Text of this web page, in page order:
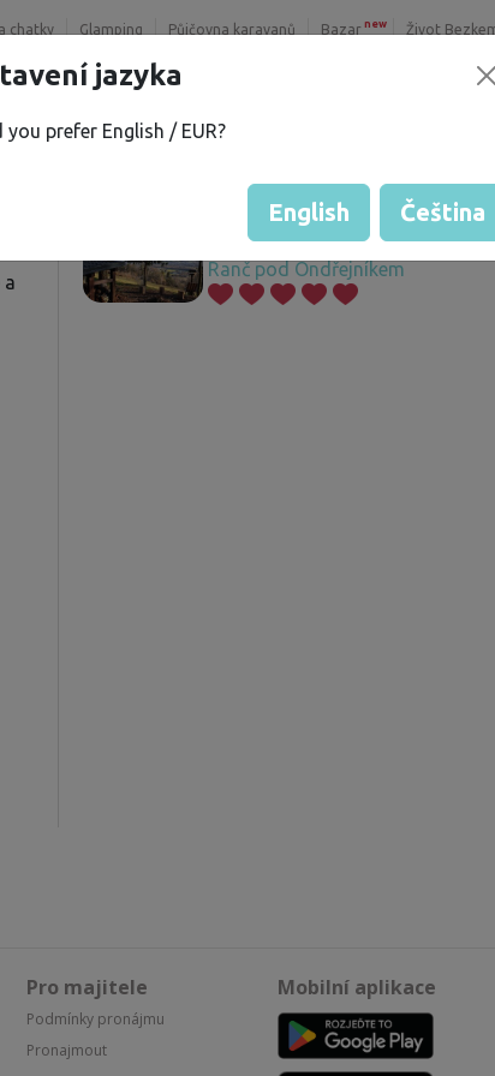
chatky Glamping Půjčovna karavanů Bazar new Život
a
Ranč pod Ondřejníkem
Pro majitele
Podmínky pronájmu
Pronajmout
Mobilní aplikace
jazyka
you prefer English / EUR?
English Čeština